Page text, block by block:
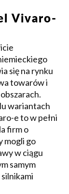
Vivaro-
się na rynku
towarów i
wariantach
e to w pełni
firm o
mogli go
w ciągu
samym